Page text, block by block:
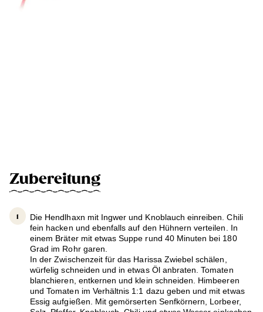
Zubereitung
Die Hendlhaxn mit Ingwer und Knoblauch einreiben. Chili
fein hacken und ebenfalls auf den Hühnern verteilen. In
einem Bräter mit etwas Suppe rund 40 Minuten bei 180
Grad im Rohr garen.
In der Zwischenzeit für das Harissa Zwiebel schälen,
würfelig schneiden und in etwas Öl anbraten. Tomaten
blanchieren, entkernen und klein schneiden. Himbeeren
und Tomaten im Verhältnis 1:1 dazu geben und mit etwas
Essig aufgießen. Mit gemörserten Senfkörnern, Lorbeer,